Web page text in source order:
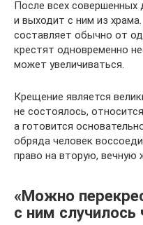
После всех совершенных
и выходит с ним из
составляет обычно от
крестят одновременно
может увеличиваться.
Крещение является
не состоялось,
а готовится
обряда человек
право на вторую, вечную
«Можно
с ним случилось